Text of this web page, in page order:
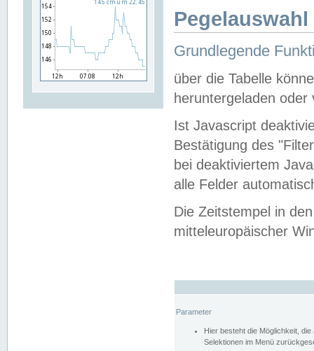
Grundlegende
über die Tabelle
heruntergeladen oder
Ist Javascript
Bestätigung des
bei deaktiviertem
alle Felder
Die Zeitstempel in
mitteleuropäischer
Parameter
Hier besteht die Möglichkeit,
Selektionen im Menü